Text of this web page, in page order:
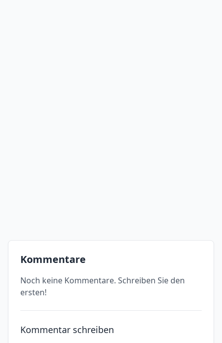
Kommentare
Noch keine Kommentare. Schreiben Sie den
ersten!
Kommentar schreiben